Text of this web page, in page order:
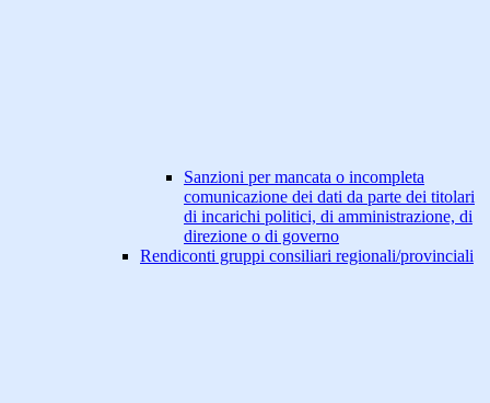
Sanzioni per mancata o incompleta
comunicazione dei dati da parte dei titolari
di incarichi politici, di amministrazione, di
direzione o di governo
Rendiconti gruppi consiliari regionali/provinciali